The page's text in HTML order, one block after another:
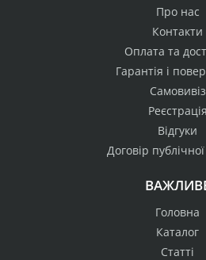
Про нас
Контакти
Оплата та
Гарантія і
Самовивіз
Реєстрація
Відгуки
Договір
Головна
Каталог
Статті